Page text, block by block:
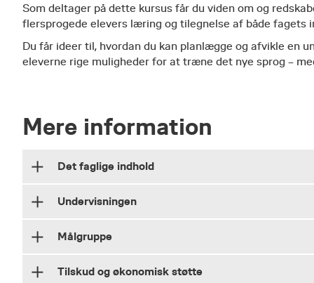
​Som deltager på dette kursus får du viden om og
flersprogede elevers læring og tilegnelse af både fagets
Du får ideer til, hvordan du kan planlægge og afvikle en
eleverne rige muligheder for at træne det nye sprog –
Mere information
Det faglige indhold
På kurset, der strækker sig over fem dage, får du
Faglige mål suppleres af sproglige mål.
Undervisningen
​På kurset vil undervisningsformen være en
Målgruppe
​Kurset henvender sig til faglærere i alle fag og på
Tilskud og økonomisk støtte